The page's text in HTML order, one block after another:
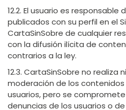
12.2. El usuario es responsable
publicados con su perfil en el
CartaSinSobre de cualquier
con la difusión ilícita de
contrarios a la ley.
12.3. CartaSinSobre no realiza
moderación de los
usuarios, pero se
denuncias de los usuarios o